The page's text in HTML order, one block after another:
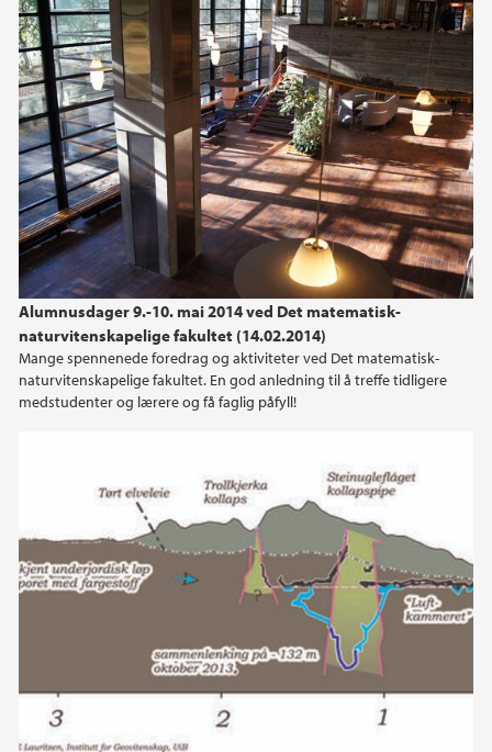
Alumnusdager 9.-10. mai 2014 ved Det matematisk-
naturvitenskapelige fakultet (14.02.2014)
Mange spennenede foredrag og aktiviteter ved Det matematisk-
naturvitenskapelige fakultet. En god anledning til å treffe tidligere
medstudenter og lærere og få faglig påfyll!
2012
2011
2010
2009